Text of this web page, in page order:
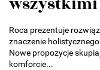
Roca prezentuje
znaczenie
Nowe propozycje
komforcie...